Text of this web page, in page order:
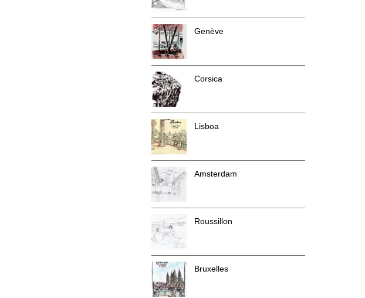
Genève
Corsica
Lisboa
Amsterdam
Roussillon
Bruxelles